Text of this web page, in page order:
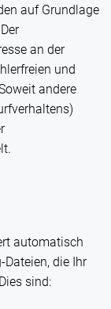
auf Grundlage
an der
und
andere
automatisch
die Ihr
sind: